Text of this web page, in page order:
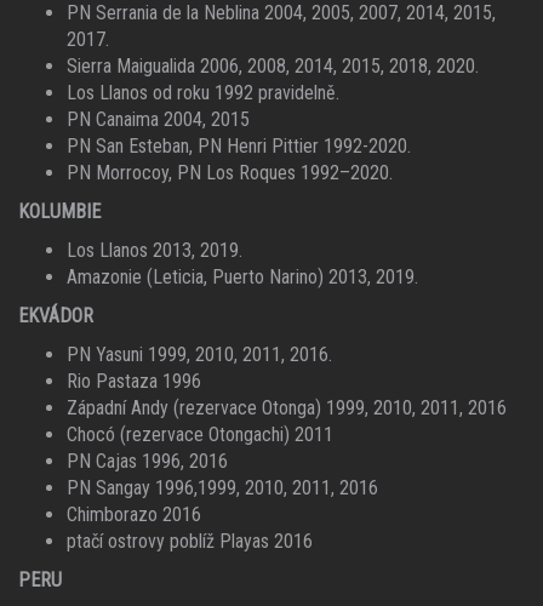
PN Serrania de la Neblina 2004, 2005, 2007, 2014, 2015,
2017.
Sierra Maigualida 2006, 2008, 2014, 2015, 2018, 2020.
Los Llanos od roku 1992 pravidelně.
PN Canaima 2004, 2015
PN San Esteban, PN Henri Pittier 1992-2020.
PN Morrocoy, PN Los Roques 1992–2020.
KOLUMBIE
Los Llanos 2013, 2019.
Amazonie (Leticia, Puerto Narino) 2013, 2019.
EKVÁDOR
PN Yasuni 1999, 2010, 2011, 2016.
Rio Pastaza 1996
Západní Andy (rezervace Otonga) 1999, 2010, 2011, 2016
Chocó (rezervace Otongachi) 2011
PN Cajas 1996, 2016
PN Sangay 1996,1999, 2010, 2011, 2016
Chimborazo 2016
ptačí ostrovy poblíž Playas 2016
PERU